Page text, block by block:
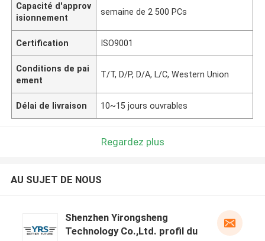
Capacité d'approv
isionnement
semaine de 2 500 PCs
Certification ISO9001
Conditions de pai
ement
T/T, D/P, D/A, L/C, Western Union
Délai de livraison 10~15 jours ouvrables
Regardez plus
AU SUJET DE NOUS
Shenzhen Yirongsheng
Technology Co.,Ltd. profil du